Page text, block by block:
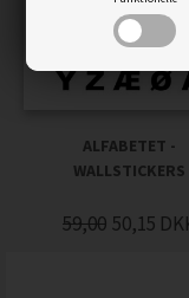
ALFABETET -
WALLSTICKERS
59,00 50,15